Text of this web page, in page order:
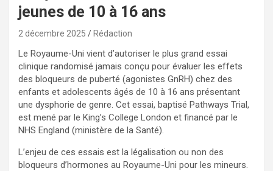
jeunes de 10 à 16 ans
2 décembre 2025 Rédaction
Le Royaume-Uni vient d’autoriser le plus grand essai
clinique randomisé jamais conçu pour évaluer les effets
des bloqueurs de puberté (agonistes GnRH) chez des
enfants et adolescents âgés de 10 à 16 ans présentant
une dysphorie de genre. Cet essai, baptisé Pathways Trial,
est mené par le King’s College London et financé par le
NHS England (ministère de la Santé).
L’enjeu de ces essais est la légalisation ou non des
bloqueurs d’hormones au Royaume-Uni pour les mineurs.